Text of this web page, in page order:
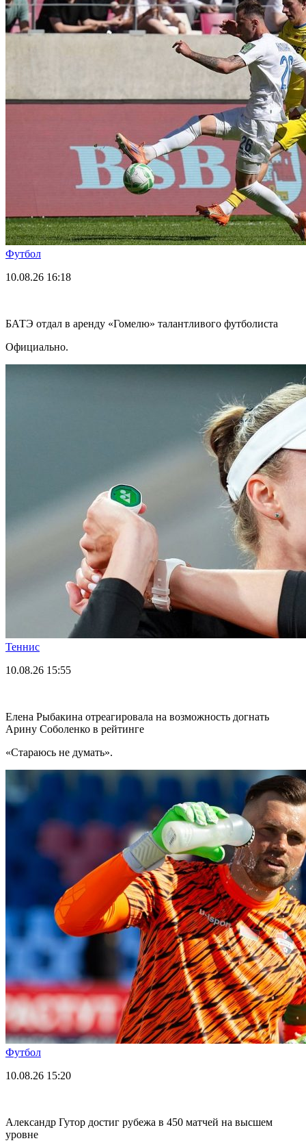
Футбол
10.08.26 16:18
БАТЭ отдал в аренду «Гомелю» талантливого футболиста
Официально.
Теннис
10.08.26 15:55
Елена Рыбакина отреагировала на возможность догнать
Арину Соболенко в рейтинге
«Стараюсь не думать».
Футбол
10.08.26 15:20
Александр Гутор достиг рубежа в 450 матчей на высшем
уровне